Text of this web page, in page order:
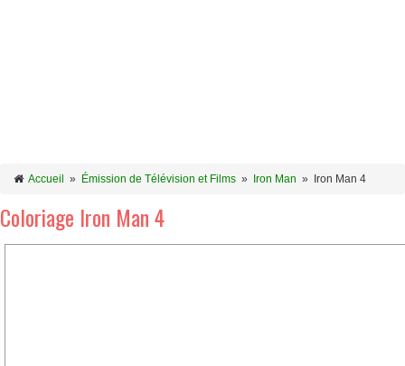
Accueil » Émission de Télévision et Films » Iron Man » Iron Man 4
Coloriage Iron Man 4